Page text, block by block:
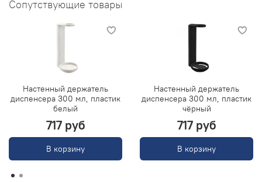
Сопутствующие товары
Настенный держатель
диспенсера 300 мл, пластик
белый
717 руб
В корзину
Настенный держатель
диспенсера 300 мл, пластик
чёрный
717 руб
В корзину